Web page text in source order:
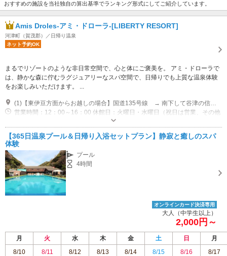
おすすめの施設を当社独自の算出基準でランキング形式にしてご紹介しています。
Amis Droles-アミ・ドローラ-[LIBERTY RESORT]
河津町（賀茂郡）／日帰り温泉
ネット予約OK
まるでリゾートのような非日常空間で、心と体にご褒美を。 アミ・ドローラで
は、静かな森に佇むラグジュアリーなスパ空間で、日帰りでも上質な温泉体験
をお楽しみいただけます。 ...
営業時間：12：00～16：00 休館日：火曜日・水曜日（祝日は営業、その他
【365日温泉プール＆日帰り入浴セットプラン】静寂と癒しのスパ
体験
プール
4時間
オンラインカード決済専用
大人（中学生以上）
2,000円～
月 火 水 木 金 土 日
月
8/10
8/11 8/12 8/13 8/14 8/15 8/16 8/17